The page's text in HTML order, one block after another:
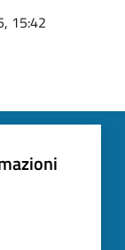
15:42